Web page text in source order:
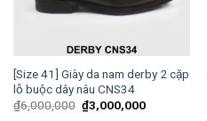
[Size 41] Giày da nam derby 2 cặp
lỗ buộc dây nâu CNS34
₫6,000,000 ₫3,000,000